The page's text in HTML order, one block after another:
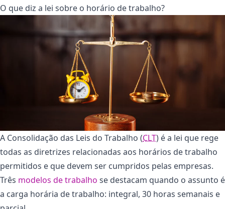
O que diz a lei sobre o horário de trabalho?
A Consolidação das Leis do Trabalho (CLT) é a lei que rege
todas as diretrizes relacionadas aos horários de trabalho
permitidos e que devem ser cumpridos pelas empresas.
Três modelos de trabalho se destacam quando o assunto é
a carga horária de trabalho: integral, 30 horas semanais e